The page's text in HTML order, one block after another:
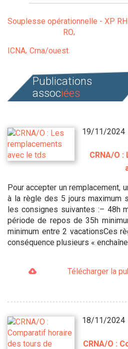
Souplesse opérationnelle - XP
RO
ICNA Crna/ouest
Publications
associées
19/11/2024
CRNA/O
Pour accepter un remplacement,
à la règle des 5 jours maximum
les consignes suivantes :– 48h
période de repos de 35h
minimum entre 2 vacationsCes
conséquence plusieurs «
Télécharger la
18/11/2024
CRNA/O :